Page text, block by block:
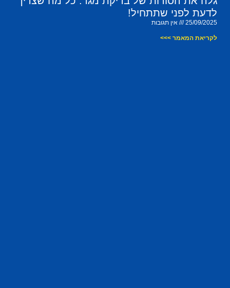
לדעת לפני שתתחיל!
25/09/2025 אין תגובות
לקריאת המאמר >>>